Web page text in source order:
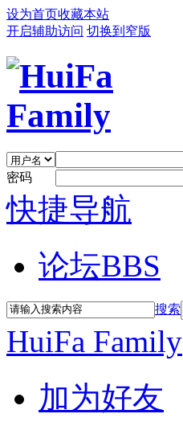
设为首页收藏本站
开启辅助访问 切换到窄版
密码
快捷导航
论坛BBS
搜索
HuiFa Family
加为好友